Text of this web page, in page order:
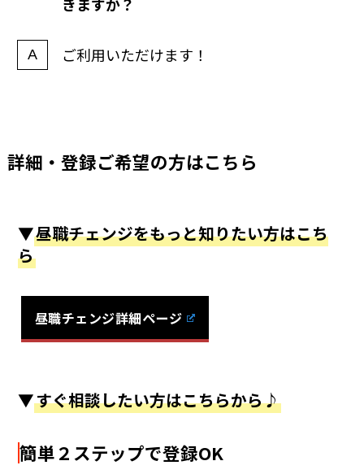
ご利用いただけます！
詳細・登録ご希望の方はこちら
▼昼職チェンジをもっと知りたい方はこち
ら
昼職チェンジ詳細ページ
▼すぐ相談したい方はこちらから♪
簡単２ステップで登録OK